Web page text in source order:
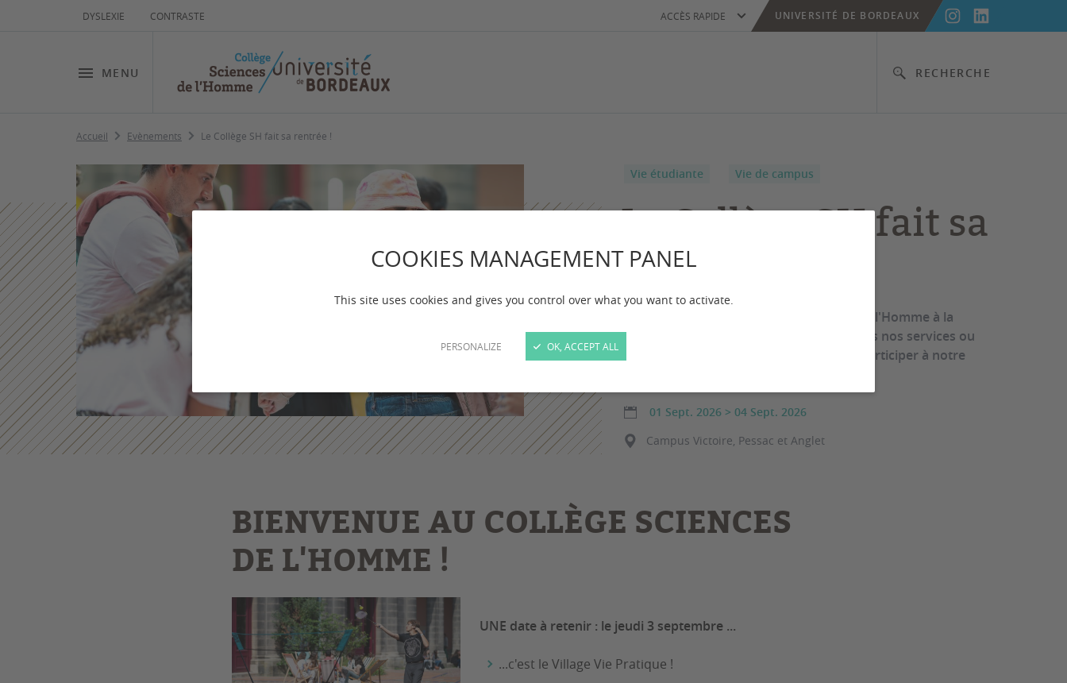
COOKIES MANAGEMENT PANEL
This site uses cookies and gives you control over what you want to activate.
PERSONALIZE OK, ACCEPT ALL
DYSLEXIE CONTRASTE
MENU RECHERCHE
ACCÈS RAPIDE UNIVERSITÉ DE BORDEAUX
Accueil Evènements Le Collège SH fait sa rentrée !
Vie étudiante Vie de campus
Le Collège SH fait sa
rentrée !
Vous êtes étudiant au Collège Sciences de l'Homme à la
rentrée universitaire ? Vous travaillez dans nos services ou
avec nous ? Alors, nous vous invitons à participer à notre
01 Sept. 2026 > 04 Sept. 2026
Campus Victoire, Pessac et Anglet
BIENVENUE AU COLLÈGE SCIENCES
DE L'HOMME !
UNE date à retenir : le jeudi 3 septembre ...
...c'est le Village Vie Pratique !